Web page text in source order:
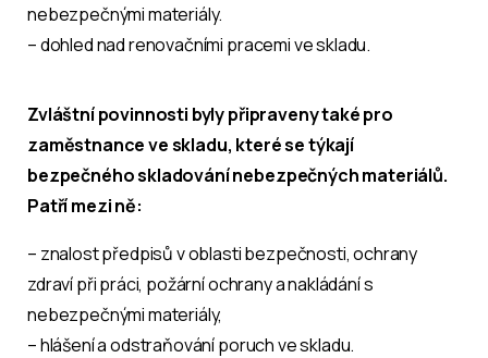
nebezpečnými materiály.
– dohled nad renovačními pracemi ve skladu.
Zvláštní povinnosti byly připraveny také pro
zaměstnance ve skladu, které se týkají
bezpečného skladování nebezpečných materiálů.
Patří mezi ně:
– znalost předpisů v oblasti bezpečnosti, ochrany
zdraví při práci, požární ochrany a nakládání s
nebezpečnými materiály,
– hlášení a odstraňování poruch ve skladu.